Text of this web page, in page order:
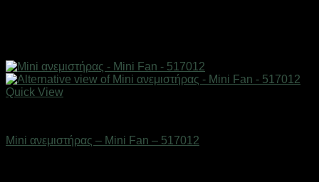
Quick View
Mini ανεμιστήρας – Mini Fan – 517012